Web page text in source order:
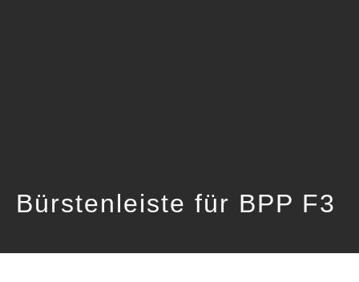
Bürstenleiste für BPP F3